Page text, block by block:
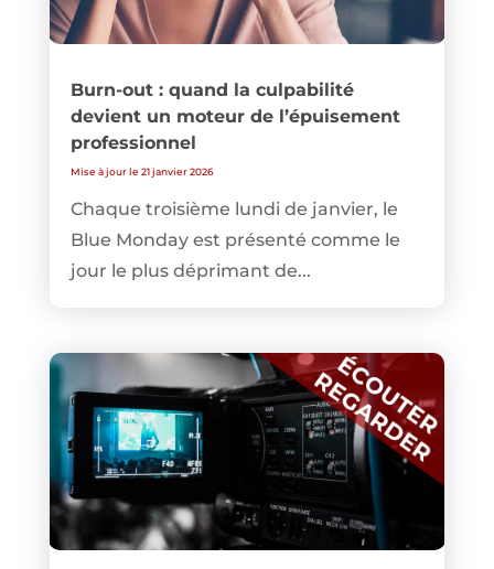
Burn-out : quand la culpabilité
devient un moteur de l’épuisement
professionnel
Mise à jour le 21 janvier 2026
Chaque troisième lundi de janvier, le
Blue Monday est présenté comme le
jour le plus déprimant de...